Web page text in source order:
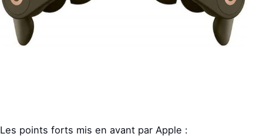
Les points forts mis en avant par Apple :